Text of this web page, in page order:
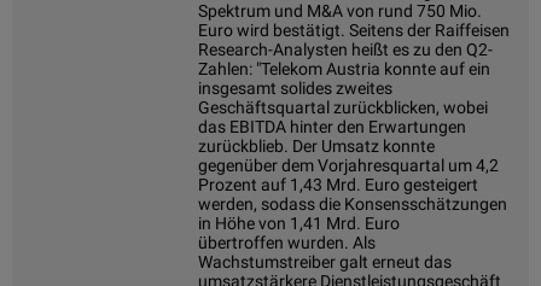
Spektrum und M&A von rund 750 Mio.
Euro wird bestätigt. Seitens der Raiffeisen
Research-Analysten heißt es zu den Q2-
Zahlen: "Telekom Austria konnte auf ein
insgesamt solides zweites
Geschäftsquartal zurückblicken, wobei
das EBITDA hinter den Erwartungen
zurückblieb. Der Umsatz konnte
gegenüber dem Vorjahresquartal um 4,2
Prozent auf 1,43 Mrd. Euro gesteigert
werden, sodass die Konsensschätzungen
in Höhe von 1,41 Mrd. Euro
übertroffen wurden. Als
Wachstumstreiber galt erneut das
umsatzstärkere Dienstleistungsgeschäft